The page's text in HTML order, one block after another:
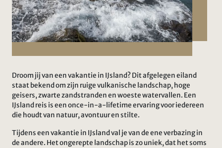
Droom jij van een vakantie in IJsland? Dit afgelegen eiland
staat bekend om zijn ruige vulkanische landschap, hoge
geisers, zwarte zandstranden en woeste watervallen. Een
IJsland reis is een once-in-a-lifetime ervaring voor iedereen
die houdt van natuur, avontuur en stilte.
Tijdens een vakantie in IJsland val je van de ene verbazing in
de andere. Het ongerepte landschap is zo uniek, dat het soms